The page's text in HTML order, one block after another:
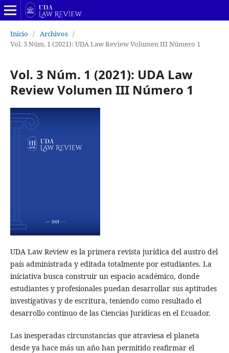
Inicio / Archivos /
Vol. 3 Núm. 1 (2021): UDA Law Review Volumen III Número 1
Vol. 3 Núm. 1 (2021): UDA Law
Review Volumen III Número 1
UDA Law Review es la primera revista jurídica del austro del
país administrada y editada totalmente por estudiantes. La
iniciativa busca construir un espacio académico, donde
estudiantes y profesionales puedan desarrollar sus aptitudes
investigativas y de escritura, teniendo como resultado el
desarrollo continuo de las Ciencias Jurídicas en el Ecuador.
Las inesperadas circunstancias que atraviesa el planeta
desde ya hace más un año han permitido reafirmar el